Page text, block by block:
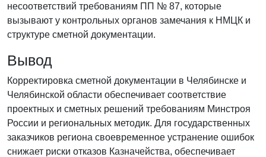
несоответствий требованиям ПП № 87, которые
вызывают у контрольных органов замечания к НМЦК и
структуре сметной документации.
Вывод
Корректировка сметной документации в Челябинске и
Челябинской области обеспечивает соответствие
проектных и сметных решений требованиям Минстроя
России и региональных методик. Для государственных
заказчиков региона своевременное устранение ошибок
снижает риски отказов Казначейства, обеспечивает